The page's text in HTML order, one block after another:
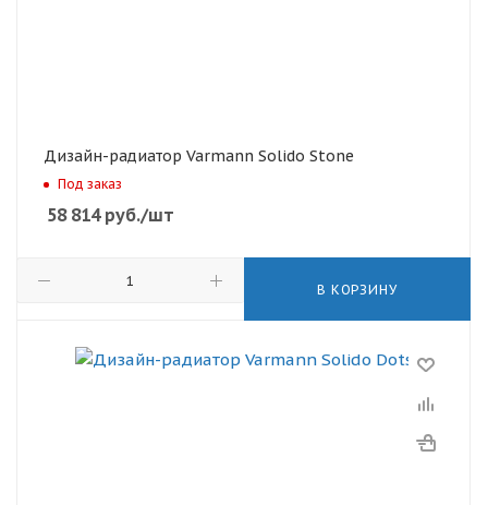
Дизайн-радиатор Varmann Solido Stone
Под заказ
58 814руб./шт
В КОРЗИНУ